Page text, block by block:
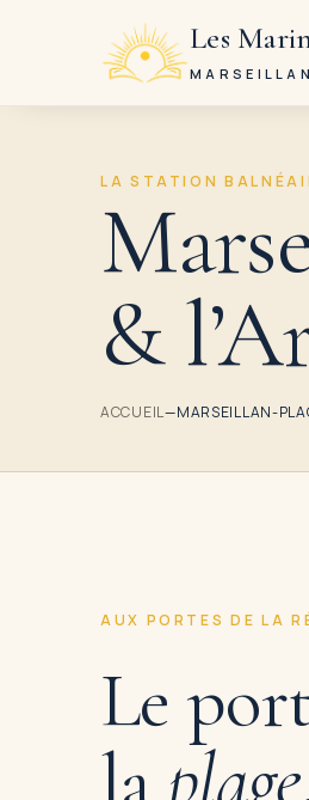
Les
LA STATION
&
ACCUEIL—MARSEILLAN-
AUX PORTES DE LA
Le
laplage